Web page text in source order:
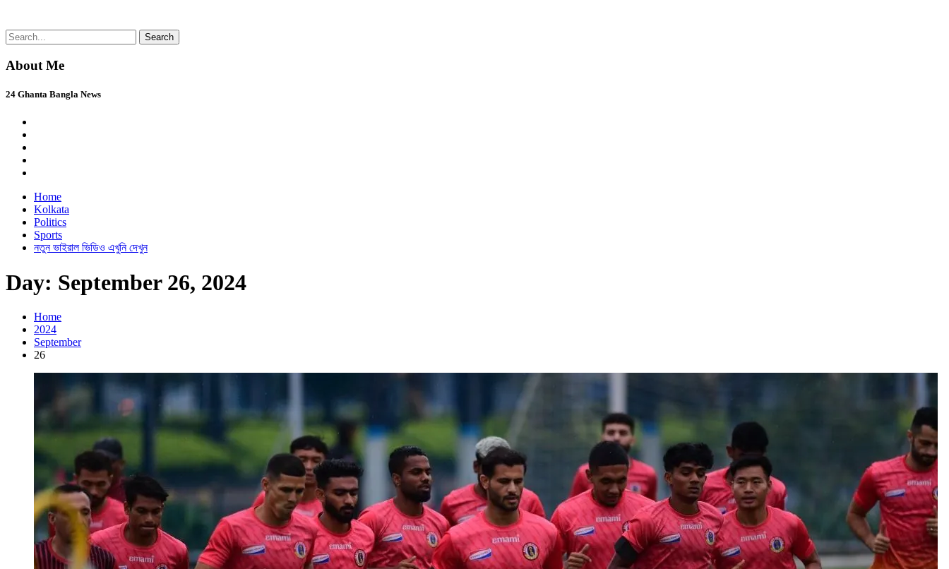
Skip
to
content
24 Ghanta Bangla News
24 Ghanta Bengali News
Search
for:
About Me
24 Ghanta Bangla News
Home
Kolkata
Politics
Sports
নতুন ভাইরাল ভিডিও এখুনি দেখুন
Day: September 26, 2024
Home
2024
September
26